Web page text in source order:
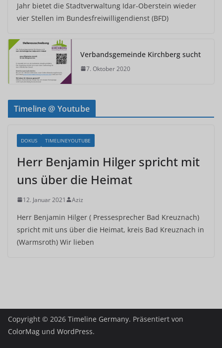
Jahr bietet die Stadtverwaltung Idar-Oberstein wieder
vier Stellen im Bundesfreiwilligendienst (BFD)
Verbandsgemeinde Kirchberg sucht
7. Oktober 2020
Timeline @ Youtube
DOKUS TIMELINEYOUTUBE
Herr Benjamin Hilger spricht mit
uns über die Heimat
12. Januar 2021 Aziz
Herr Benjamin Hilger ( Pressesprecher Bad Kreuznach)
spricht mit uns über die Heimat, kreis Bad Kreuznach in
(Warmsroth) Wir lieben
Copyright © 2026 Timeline Germany. Präsentiert von
ColorMag und WordPress.